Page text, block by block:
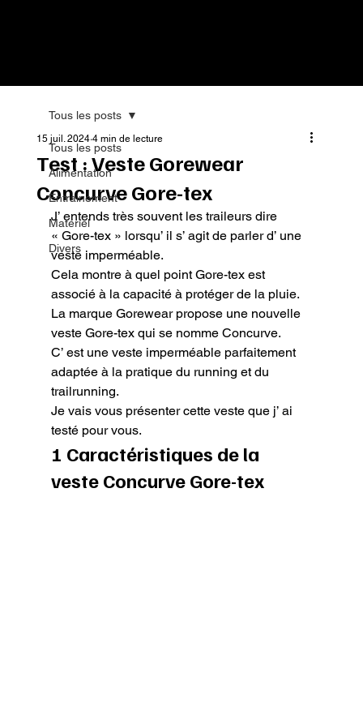
Tous les posts
Alimentation
Entrainement
Matériel
Divers
Tous les posts
Test : Veste Gorewear
Concurve Gore-tex
15 juil. 2024 4 min de lecture
J’ entends très souvent les traileurs dire
« Gore-tex » lorsqu’ il s’ agit de parler d’ une
veste imperméable.
Cela montre à quel point Gore-tex est
associé à la capacité à protéger de la pluie.
La marque Gorewear propose une nouvelle
veste Gore-tex qui se nomme Concurve.
C’ est une veste imperméable parfaitement
adaptée à la pratique du running et du
trailrunning.
Je vais vous présenter cette veste que j’ ai
testé pour vous.
1 Caractéristiques de la
veste Concurve Gore-tex